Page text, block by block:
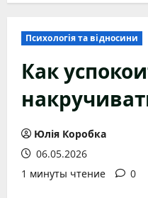
Психологія та відносини
Как
Юлія Коробка
06.05.2026
1 минуты чтение
0